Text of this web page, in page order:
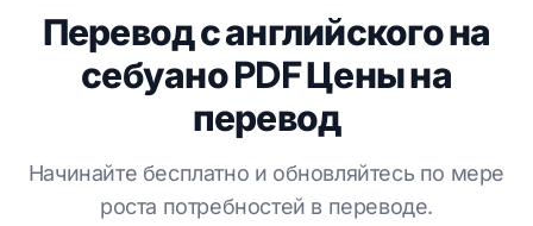
Перевод с английского на
себуано PDF Цены на
перевод
Начинайте бесплатно и обновляйтесь по мере
роста потребностей в переводе.